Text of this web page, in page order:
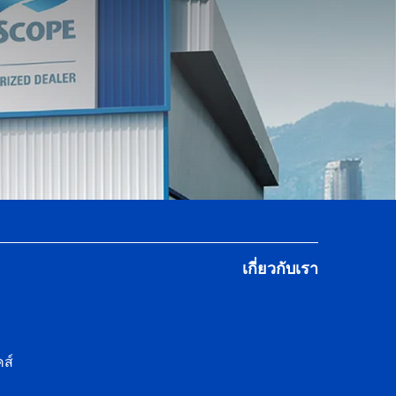
เกี่ยวกับเรา
ส์